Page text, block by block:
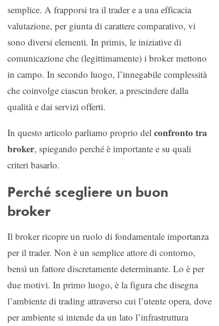
semplice. A frapporsi tra il trader e a una efficacia
valutazione, per giunta di carattere comparativo, vi
sono diversi elementi. In primis, le iniziative di
comunicazione che (legittimamente) i broker mettono
in campo. In secondo luogo, l’innegabile complessità
che coinvolge ciascun broker, a prescindere dalla
qualità e dai servizi offerti.
In questo articolo parliamo proprio del confronto tra
broker, spiegando perché è importante e su quali
criteri basarlo.
Perché scegliere un buon
broker
Il broker ricopre un ruolo di fondamentale importanza
per il trader. Non è un semplice attore di contorno,
bensì un fattore discretamente determinante. Lo è per
due motivi. In primo luogo, è la figura che disegna
l’ambiente di trading attraverso cui l’utente opera, dove
per ambiente si intende da un lato l’infrastruttura